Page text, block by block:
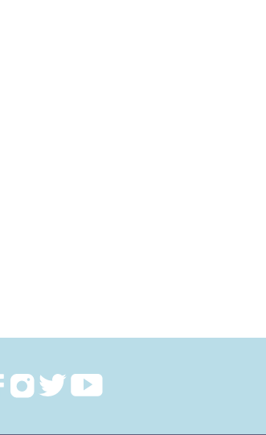
RejoignezRejoignezRejoignez